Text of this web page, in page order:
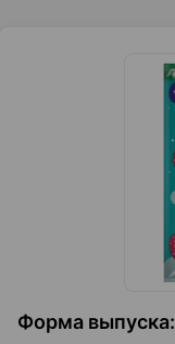
Форма выпуска: